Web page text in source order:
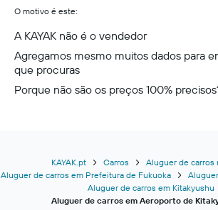
O motivo é este:
A KAYAK não é o vendedor
Agregamos mesmo muitos dados para
que procuras
Porque não são os preços 100%
KAYAK.pt Carros
Aluguer de carros
Aluguer de carros em Prefeitura de Fukuoka
Aluguer de carros em Kitakyushu
Aluguer de carros em Aeroporto de